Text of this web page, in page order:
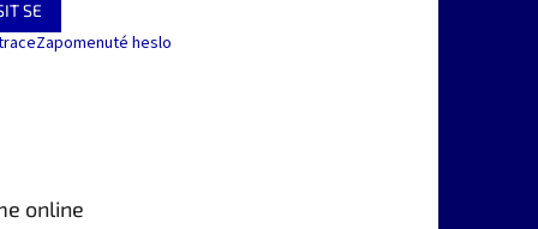
SE
Zapomenuté heslo
online